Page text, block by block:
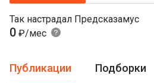
Так настрадал Предсказамус
0 ₽/мес
Публикации Подборки